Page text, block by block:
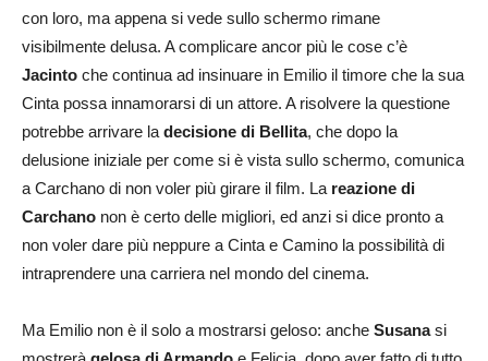
con loro, ma appena si vede sullo schermo rimane
visibilmente delusa. A complicare ancor più le cose c’è
Jacinto che continua ad insinuare in Emilio il timore che la sua
Cinta possa innamorarsi di un attore. A risolvere la questione
potrebbe arrivare la decisione di Bellita, che dopo la
delusione iniziale per come si è vista sullo schermo, comunica
a Carchano di non voler più girare il film. La reazione di
Carchano non è certo delle migliori, ed anzi si dice pronto a
non voler dare più neppure a Cinta e Camino la possibilità di
intraprendere una carriera nel mondo del cinema.
Ma Emilio non è il solo a mostrarsi geloso: anche Susanasi